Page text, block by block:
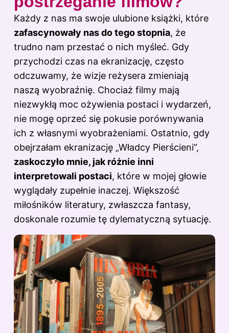
Każdy z nas ma swoje ulubione książki, które
zafascynowały nas do tego stopnia, że
trudno nam przestać o nich myśleć. Gdy
przychodzi czas na ekranizację, często
odczuwamy, że wizje reżysera zmieniają
naszą wyobraźnię. Chociaż filmy mają
niezwykłą moc ożywienia postaci i wydarzeń,
nie mogę oprzeć się pokusie porównywania
ich z własnymi wyobrażeniami. Ostatnio, gdy
obejrzałam ekranizację „Władcy Pierścieni”,
zaskoczyło mnie, jak różnie inni
interpretowali postaci, które w mojej głowie
wyglądały zupełnie inaczej. Większość
miłośników literatury, zwłaszcza fantasy,
doskonale rozumie tę dylematyczną sytuację.